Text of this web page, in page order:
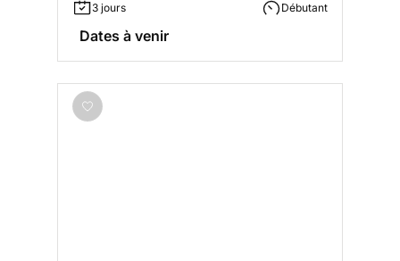
3 jours
Débutant
Dates à venir